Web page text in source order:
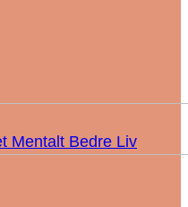
Mentalt Bedre Liv